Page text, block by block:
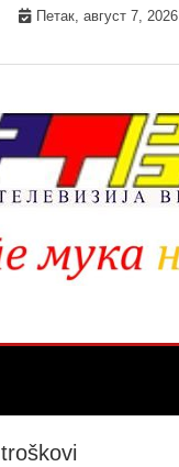
Петак, август 7, 2026
troškovi